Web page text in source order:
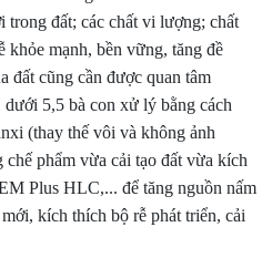
trong đất; các chất vi lượng; chất
khỏe mạnh, bền vững, tăng đề
đất cũng cần được quan tâm
5,5 bà con xử lý bằng cách
(thay thế vôi và không ảnh
phẩm vừa cải tạo đất vừa kích
Plus HLC,... để tăng nguồn nấm
kích thích bộ rễ phát triển, cải